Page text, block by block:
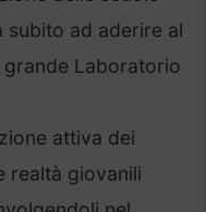
subito ad aderire al
Laboratorio
attiva dei
realtà giovanili